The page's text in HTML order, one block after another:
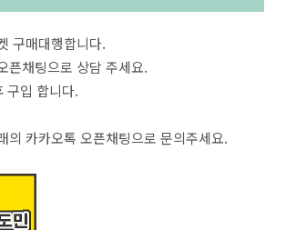
구매대행합니다.
픈채팅으로 상담 주세요.
구입 합니다.
의 카카오톡 오픈채팅으로 문의주세요.